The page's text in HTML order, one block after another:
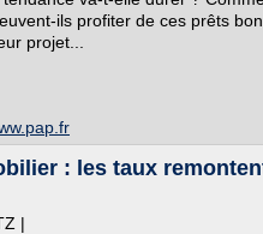
ils profiter de ces prêts
projet...
: les taux
|